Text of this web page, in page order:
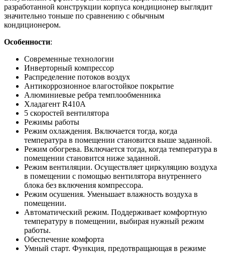
разработанной конструкции корпуса кондиционер выглядит
значительно тоньше по сравнению с обычным
кондиционером.
Особенности:
Современные технологии
Инверторный компрессор
Распределение потоков воздух
Антикоррозионное влагостойкое покрытие
Алюминиевые ребра темплообменника
Хладагент R410A
5 скоростей вентилятора
Режимы работы
Режим охлаждения. Включается тогда, когда
температура в помещении становится выше заданной.
Режим обогрева. Включается тогда, когда температура в
помещении становится ниже заданной.
Режим вентиляции. Осуществляет циркуляцию воздуха
в помещении с помощью вентилятора внутреннего
блока без включения компрессора.
Режим осушения. Уменьшает влажность воздуха в
помещении.
Автоматический режим. Поддерживает комфортную
температуру в помещении, выбирая нужный режим
работы.
Обеспечение комфорта
Умный старт. Функция, предотвращающая в режиме